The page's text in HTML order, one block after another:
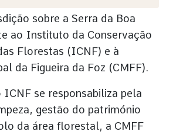
sobre a Serra da Boa
ao Instituto da Conservação
Florestas (ICNF) e à
da Figueira da Foz (CMFF).
ICNF se responsabiliza pela
gestão do património
da área florestal, a CMFF